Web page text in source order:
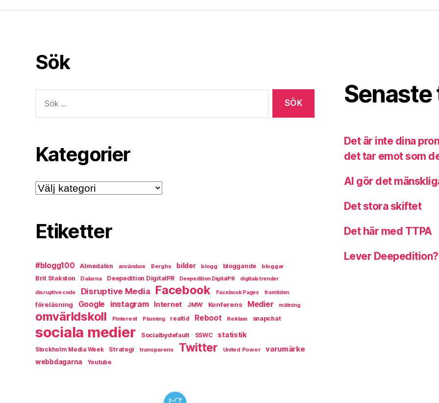
Sök
efter:
Kategorier
Kategorier
Etiketter
#blogg100 Almedalen användare Berghs bilder blogg bloggande bloggar
Brit Stakston Dalarna Deepedition DigitalPR Deepedition DigitalPR digitala trender
disruptive code Disruptive Media Facebook Facebook Pages framtiden
föreläsning Google instagram Internet JMW Konferens Medier mätning
omvärldskoll Pinterest Planning realtid Reboot Reklam snapchat
sociala medier Socialbydefault SSWC statistik
Stockholm Media Week Strategi transparens Twitter United Power varumärke
webbdagarna Youtube
Det är inte dina
det tar emot som
AI gör det
Det stora skiftet
Det här med TTPA
Lever Deepedition?